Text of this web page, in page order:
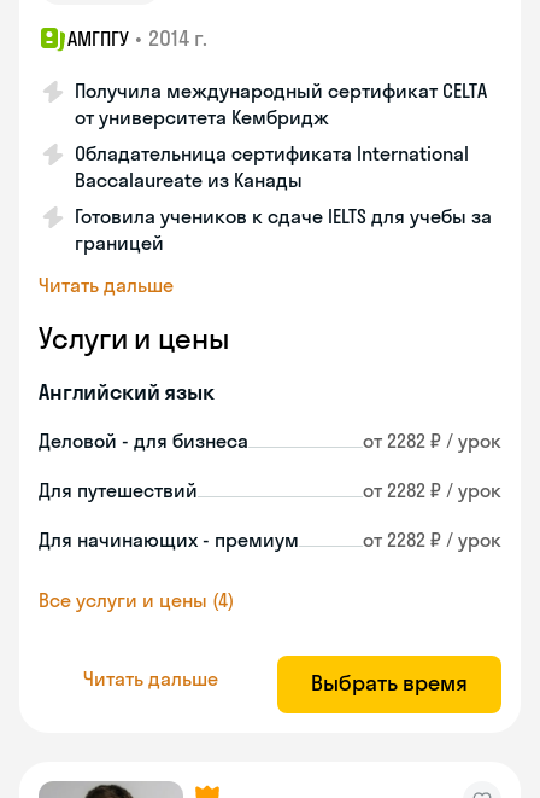
АМГПГУ • 2014 г.
Получила международный сертификат CELTA
от университета Кембридж
Обладательница сертификата International
Baccalaureate из Канады
Готовила учеников к сдаче IELTS для учебы за
границей
Читать дальше
Услуги и цены
Английский язык
Деловой - для бизнеса от 2282 ₽ / урок
Для путешествий от 2282 ₽ / урок
Для начинающих - премиум от 2282 ₽ / урок
Все услуги и цены (4)
Читать дальше Выбрать время